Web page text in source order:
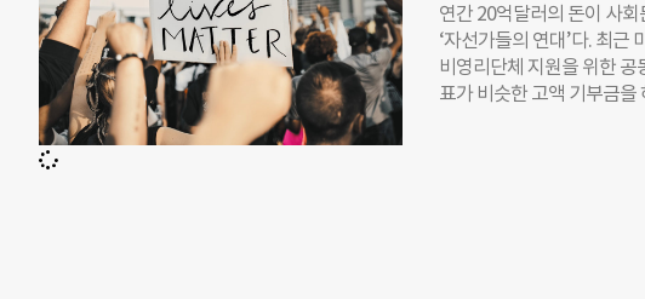
연간 20억달러의 돈이 사
‘자선가들의 연대’다. 최
비영리단체 지원을 위한
표가 비슷한 고액 기부금